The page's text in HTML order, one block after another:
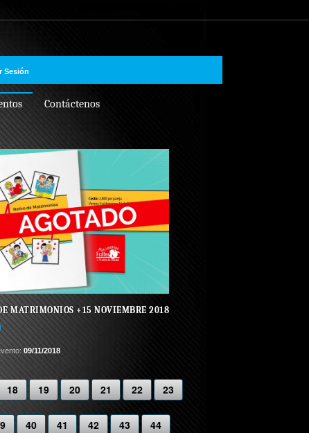
Sesión
Contáctenos
MATRIMONIOS +15 NOVIEMBRE 2018
09/11/2018
18 19 20 21 22 23
40 41 42 43 44